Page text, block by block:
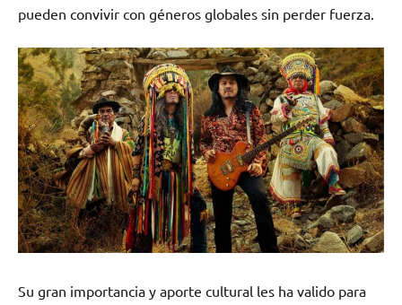
pueden convivir con géneros globales sin perder fuerza.
Su gran importancia y aporte cultural les ha valido para